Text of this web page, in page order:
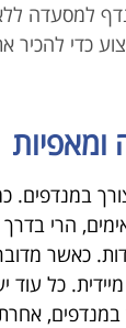
למסעדה
כדי להכיר
במנדפים.
הרי
כאשר
כל עוד